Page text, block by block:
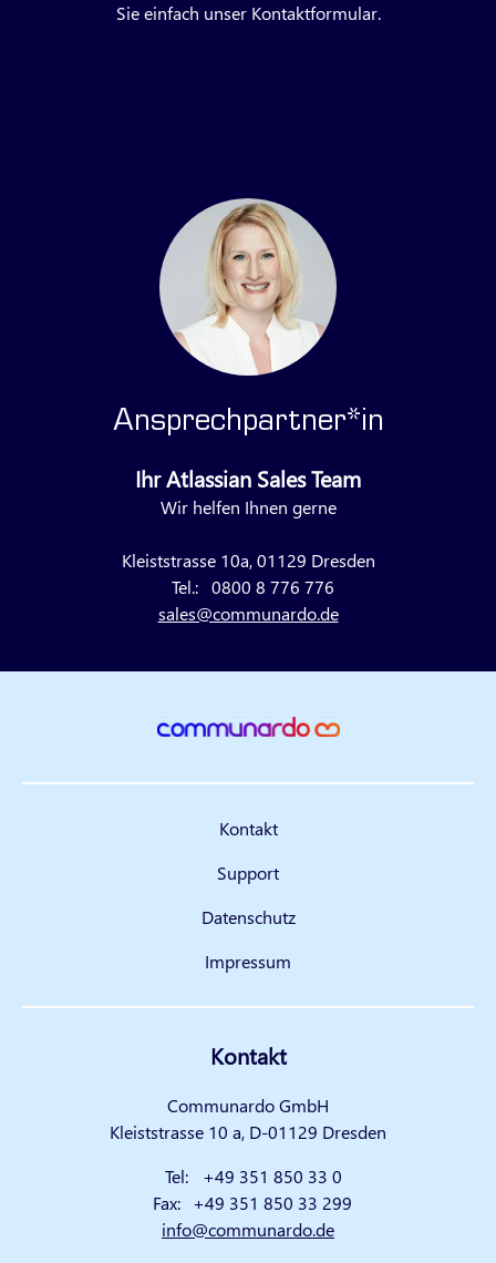
Sie einfach unser Kontaktformular.
Ansprechpartner*in
Ihr Atlassian Sales Team
Wir helfen Ihnen gerne
Kleiststrasse 10a, 01129 Dresden
Tel.: 0800 8 776 776
sales@communardo.de
Kontakt
Support
Datenschutz
Impressum
Kontakt
Communardo GmbH
Kleiststrasse 10 a, D-01129 Dresden
Tel:
+49 351 850 33 0
Fax: +49 351 850 33 299
info@communardo.de